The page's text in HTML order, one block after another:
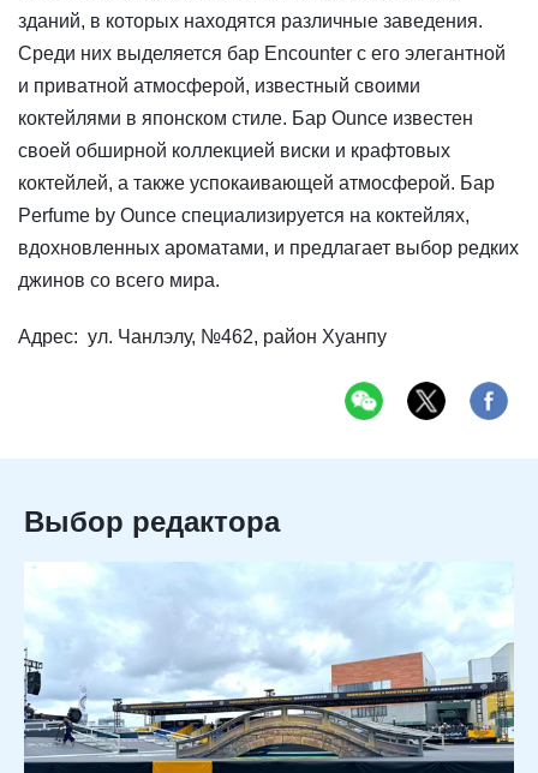
зданий, в которых находятся различные заведения.
Среди них выделяется бар Encounter с его элегантной
и приватной атмосферой, известный своими
коктейлями в японском стиле. Бар Ounce известен
своей обширной коллекцией виски и крафтовых
коктейлей, а также успокаивающей атмосферой. Бар
Perfume by Ounce специализируется на коктейлях,
вдохновленных ароматами, и предлагает выбор редких
джинов со всего мира.
Адрес: ул. Чанлэлу, №462, район Хуанпу
Выбор редактора